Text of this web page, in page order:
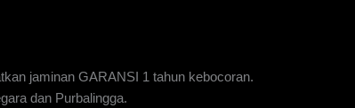
jaminan GARANSI 1 tahun kebocoran.
dan Purbalingga.